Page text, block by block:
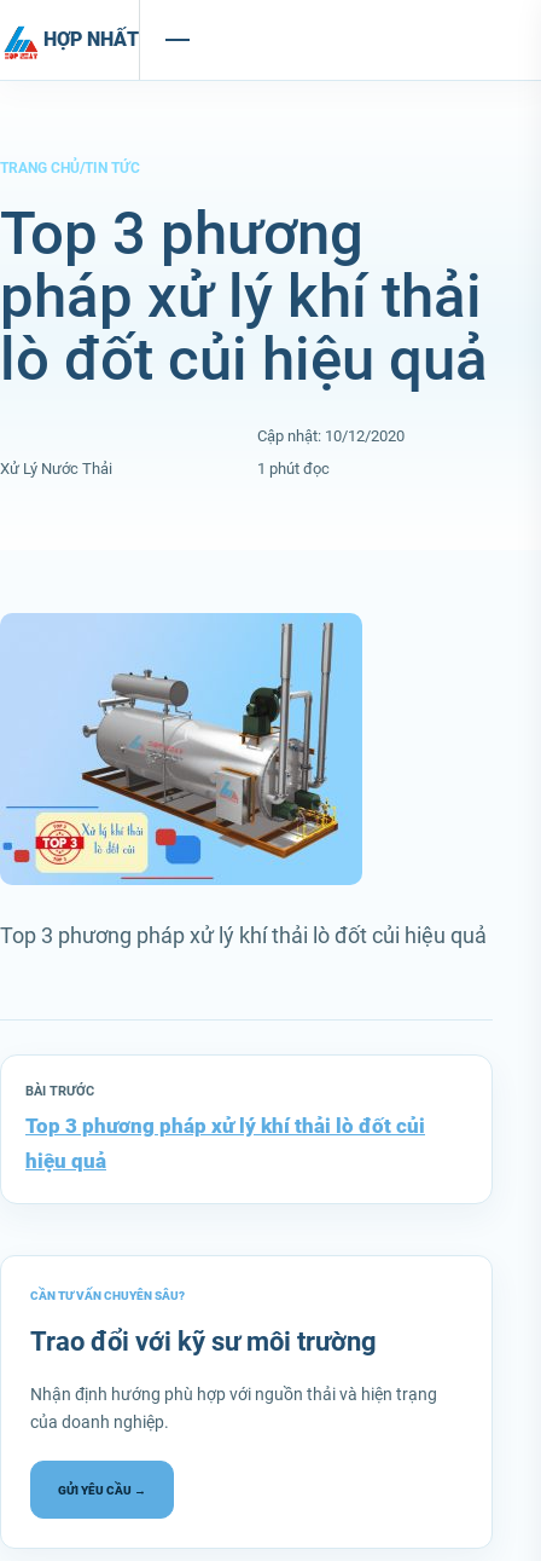
HỢP NHẤT
TRANG CHỦ/TIN TỨC
Top 3 phương
pháp xử lý khí thải
lò đốt củi hiệu quả
Cập nhật: 10/12/2020
Xử Lý Nước Thải
1 phút đọc
Top 3 phương pháp xử lý khí thải lò đốt củi hiệu quả
BÀI TRƯỚC
Top 3 phương pháp xử lý khí thải lò đốt củi
hiệu quả
CẦN TƯ VẤN CHUYÊN SÂU?
Trao đổi với kỹ sư môi trường
Nhận định hướng phù hợp với nguồn thải và hiện trạng
của doanh nghiệp.
GỬI YÊU CẦU →